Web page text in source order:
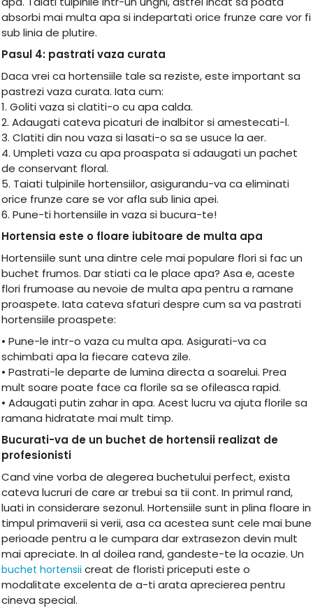
absorbi mai multa apa si indepartati orice frunze care vor fi
sub linia de plutire.
Pasul 4: pastrati vaza curata
Daca vrei ca hortensiile tale sa reziste, este important sa
pastrezi vaza curata. Iata cum:
1. Goliti vaza si clatiti-o cu apa calda.
2. Adaugati cateva picaturi de inalbitor si amestecati-l.
3. Clatiti din nou vaza si lasati-o sa se usuce la aer.
4. Umpleti vaza cu apa proaspata si adaugati un pachet
de conservant floral.
5. Taiati tulpinile hortensiilor, asigurandu-va ca eliminati
orice frunze care se vor afla sub linia apei.
6. Pune-ti hortensiile in vaza si bucura-te!
Hortensia este o floare iubitoare de multa apa
Hortensiile sunt una dintre cele mai populare flori si fac un
buchet frumos. Dar stiati ca le place apa? Asa e, aceste
flori frumoase au nevoie de multa apa pentru a ramane
proaspete. Iata cateva sfaturi despre cum sa va pastrati
hortensiile proaspete:
• Pune-le intr-o vaza cu multa apa. Asigurati-va ca
schimbati apa la fiecare cateva zile.
• Pastrati-le departe de lumina directa a soarelui. Prea
mult soare poate face ca florile sa se ofileasca rapid.
• Adaugati putin zahar in apa. Acest lucru va ajuta florile sa
ramana hidratate mai mult timp.
Bucurati-va de un buchet de hortensii realizat de
profesionisti
Cand vine vorba de alegerea buchetului perfect, exista
cateva lucruri de care ar trebui sa tii cont. In primul rand,
luati in considerare sezonul. Hortensiile sunt in plina floare in
timpul primaverii si verii, asa ca acestea sunt cele mai bune
perioade pentru a le cumpara dar extrasezon devin mult
mai apreciate. In al doilea rand, gandeste-te la ocazie. Un
buchet hortensii creat de floristi priceputi este o
modalitate excelenta de a-ti arata aprecierea pentru
cineva special.